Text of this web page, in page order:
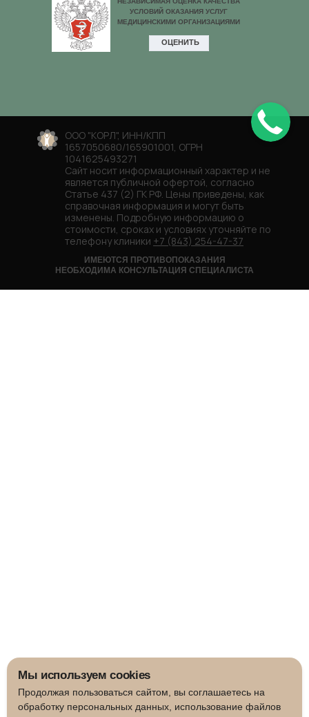
Мы используем cookies
Продолжая пользоваться сайтом, вы соглашаетесь на
обработку персональных данных, использование файлов
ООО "КОРЛ", ИНН/КПП
1657050680/165901001, ОГРН
1041625493271
Сайт носит информационный характер и не
является публичной офертой, согласно
Статье 437 (2) ГК РФ. Цены приведены, как
справочная информация и могут быть
изменены. Подробную информацию о
стоимости, сроках и условиях уточняйте по
телефону клиники +7 (843) 254-47-37
ИМЕЮТСЯ ПРОТИВОПОКАЗАНИЯ
НЕОБХОДИМА КОНСУЛЬТАЦИЯ СПЕЦИАЛИСТА